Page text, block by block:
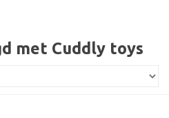
met Cuddly toys